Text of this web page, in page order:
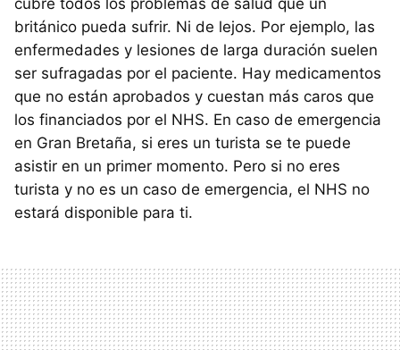
cubre todos los problemas de salud que un
británico pueda sufrir. Ni de lejos. Por ejemplo, las
enfermedades y lesiones de larga duración suelen
ser sufragadas por el paciente. Hay medicamentos
que no están aprobados y cuestan más caros que
los financiados por el NHS. En caso de emergencia
en Gran Bretaña, si eres un turista se te puede
asistir en un primer momento. Pero si no eres
turista y no es un caso de emergencia, el NHS no
estará disponible para ti.